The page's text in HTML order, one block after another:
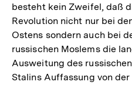
besteht kein Zweifel, daß
Revolution nicht nur bei
Ostens sondern auch bei
russischen Moslems die
Ausweitung des
Stalins Auffassung von